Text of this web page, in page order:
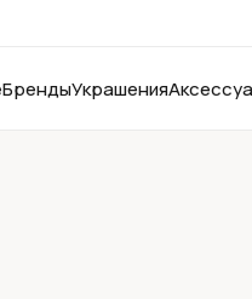
БрендыУкрашения